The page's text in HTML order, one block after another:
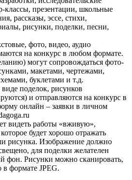
классы, презентации, школьные
рассказы, эссе, стихи,
рисунки, поделки, песни,
фото, видео, аудио
на конкурс в любом формате.
могут сопровождаться фото-
макетами, чертежами,
буклетами и т.д.
поделок, рисунков
и отправляются на конкурс в
онлайн – заявки в личном
видеть работы «вживую»,
будет хорошо отражать
рисунка. Изображение должно
для поделки желателен
фон. Рисунки можно сканировать,
в формате JPEG.